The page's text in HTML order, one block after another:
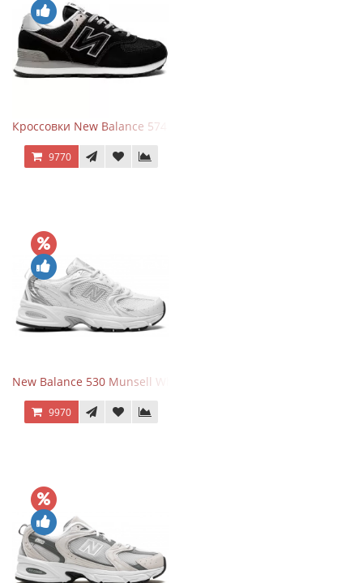
Кроссовки New Balance 574 Evergreen Black
9770
New Balance 530 Munsell White Silver
9970